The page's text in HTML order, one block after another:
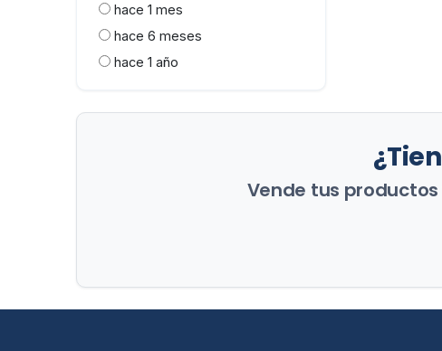
hace 1 mes
hace 6 meses
hace 1 año
Vende tus productos